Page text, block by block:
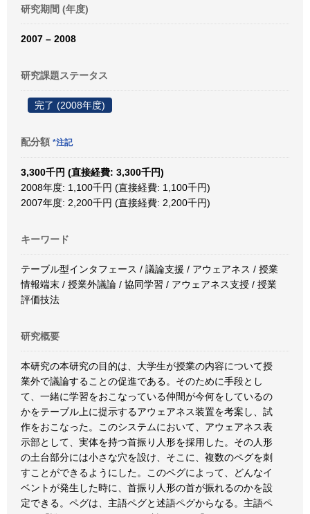
研究期間 (年度)
2007 – 2008
研究課題ステータス
完了 (2008年度)
配分額 *注記
3,300千円 (直接経費: 3,300千円)
2008年度: 1,100千円 (直接経費: 1,100千円)
2007年度: 2,200千円 (直接経費: 2,200千円)
キーワード
テーブル型インタフェース / 議論支援 / アウェアネス / 授業
情報端末 / 授業外議論 / 協同学習 / アウェアネス支授 / 授業
評価技法
研究概要
本研究の本研究の目的は、大学生が授業の内容について授
業外で議論することの促進である。そのために手段とし
て、一緒に学習をおこなっている仲間が今何をしているの
かをテーブル上に提示するアウェアネス装置を考案し、試
作をおこなった。このシステムにおいて、アウェアネス表
示部として、実体を持つ首振り人形を採用した。その人形
の土台部分には小さな穴を設け、そこに、複数のペグを刺
すことができるようにした。このペグによって、どんなイ
ベントが発生した時に、首振り人形の首が振れるのかを設
定できる。ペグは、主語ペグと述語ペグからなる。主語ペ